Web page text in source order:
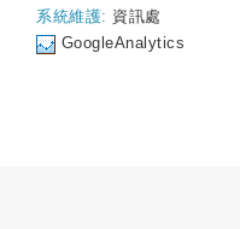
系統維護: 資訊處
GoogleAnalytics